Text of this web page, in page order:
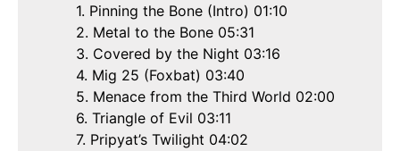
1. Pinning the Bone (Intro) 01:10
2. Metal to the Bone 05:31
3. Covered by the Night 03:16
4. Mig 25 (Foxbat) 03:40
5. Menace from the Third World 02:00
6. Triangle of Evil 03:11
7. Pripyat’s Twilight 04:02